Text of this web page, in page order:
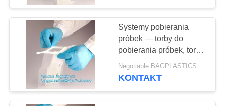
stomacherskiego
Systemy pobierania
próbek — torby do
pobierania próbek, torby
sterylizowane | Widmo,
sprzęt i materiały
KONTAKT